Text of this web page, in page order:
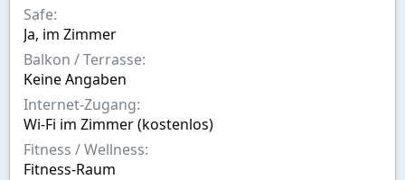
Safe
Ja, im Zimmer
Balkon / Terrasse
Keine Angaben
Internet-Zugang
Wi-Fi im Zimmer (kostenlos)
Fitness / Wellness
Fitness-Raum